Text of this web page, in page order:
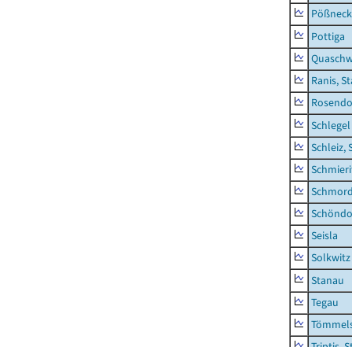
Pottiga
Ranis,
Schlegel
Schleiz,
Seisla
Solkwitz
Stanau
Tegau